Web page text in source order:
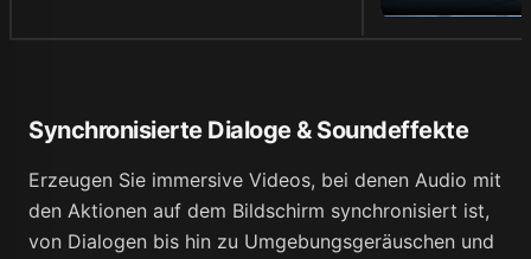
Synchronisierte Dialoge & Soundeffekte
Erzeugen Sie immersive Videos, bei denen Audio mit
den Aktionen auf dem Bildschirm synchronisiert ist,
von Dialogen bis hin zu Umgebungsgeräuschen und